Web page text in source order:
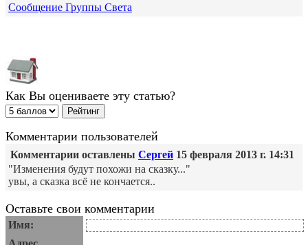
Сообщение Группы Света
Как Вы оцениваете эту статью?
Комментарии пользователей
Комментарии оставлены Сергей 15 февраля 2013 г. 14:31
"Изменения будут похожи на сказку..."
увы, а сказка всё не кончается..
Оставьте свои комментарии
Имя: